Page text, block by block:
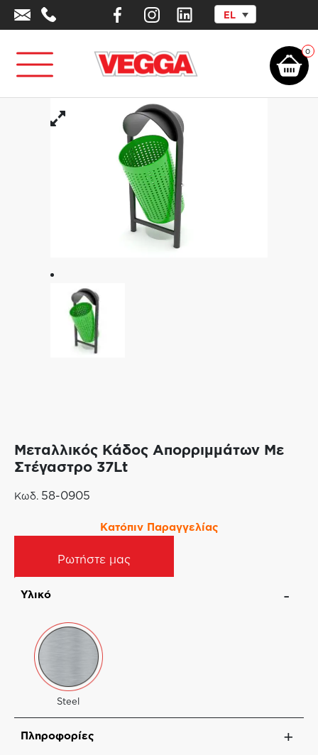
EL
0
Αρχική σελίδα Αστικός Εξοπλισμός/ Κάδοι Απορριμμάτων/Μεταλλικός
Μεταλλικός Κάδος Απορριμμάτων Με
Στέγαστρο 37Lt
Κωδ. 58-0905
Κατόπιν Παραγγελίας
Ρωτήστε μας
Υλικό
Steel
Πληροφορίες